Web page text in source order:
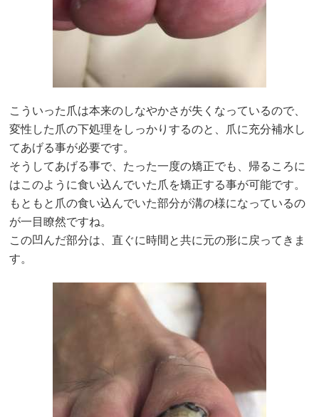
こういった爪は本来のしなやかさが失くなっているので、
変性した爪の下処理をしっかりするのと、爪に充分補水し
てあげる事が必要です。
そうしてあげる事で、たった一度の矯正でも、帰るころに
はこのように食い込んでいた爪を矯正する事が可能です。
もともと爪の食い込んでいた部分が溝の様になっているの
が一目瞭然ですね。
この凹んだ部分は、直ぐに時間と共に元の形に戻ってきま
す。